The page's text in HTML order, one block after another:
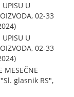
UPISU U
02-33
UPISU U
02-33
MESEČNE
glasnik RS",